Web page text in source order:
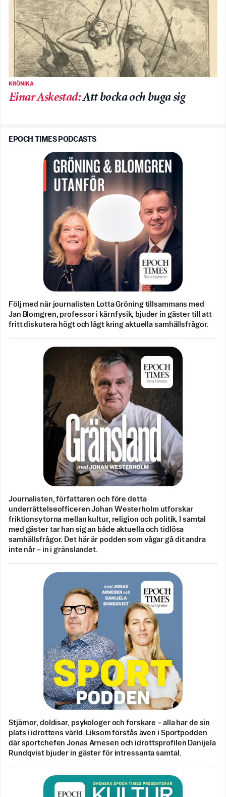
KRÖNIKA
Einar Askestad:Att bocka och buga sig
EPOCH TIMES PODCASTS
Följ med när journalisten Lotta Gröning tillsammans med
Jan Blomgren, professor i kärnfysik, bjuder in gäster till att
fritt diskutera högt och lågt kring aktuella samhällsfrågor.
Journalisten, författaren och före detta
underrättelseofficeren Johan Westerholm utforskar
friktionsytorna mellan kultur, religion och politik. I samtal
med gäster tar han sig an både aktuella och tidlösa
samhällsfrågor. Det här är podden som vågar gå dit andra
inte når – in i gränslandet.
Stjärnor, doldisar, psykologer och forskare – alla har de sin
plats i idrottens värld. Liksom förstås även i Sportpodden
där sportchefen Jonas Arnesen och idrottsprofilen Danijela
Rundqvist bjuder in gäster för intressanta samtal.